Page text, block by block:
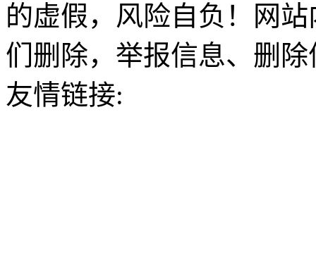
的虚假，风险自负！网
们删除，举报信息、删
友情链接: